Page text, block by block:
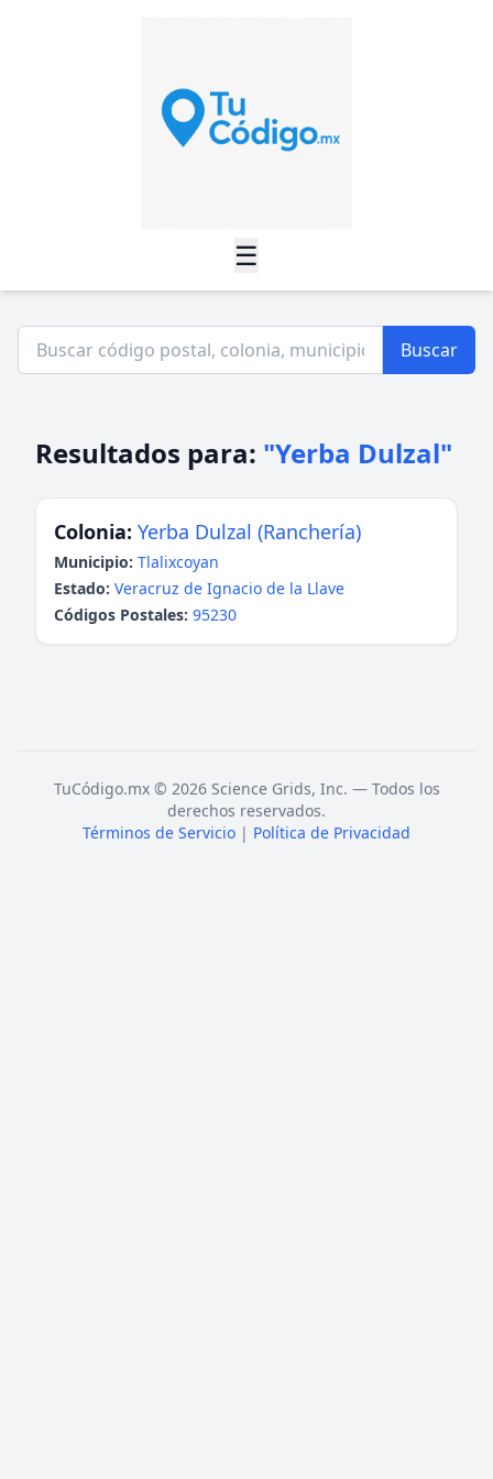
☰
Buscar
Resultados para: "Yerba Dulzal"
Colonia: Yerba Dulzal (Ranchería)
Municipio: Tlalixcoyan
Estado: Veracruz de Ignacio de la Llave
Códigos Postales: 95230
TuCódigo.mx © 2026 Science Grids, Inc. — Todos los
derechos reservados.
Términos de Servicio | Política de Privacidad